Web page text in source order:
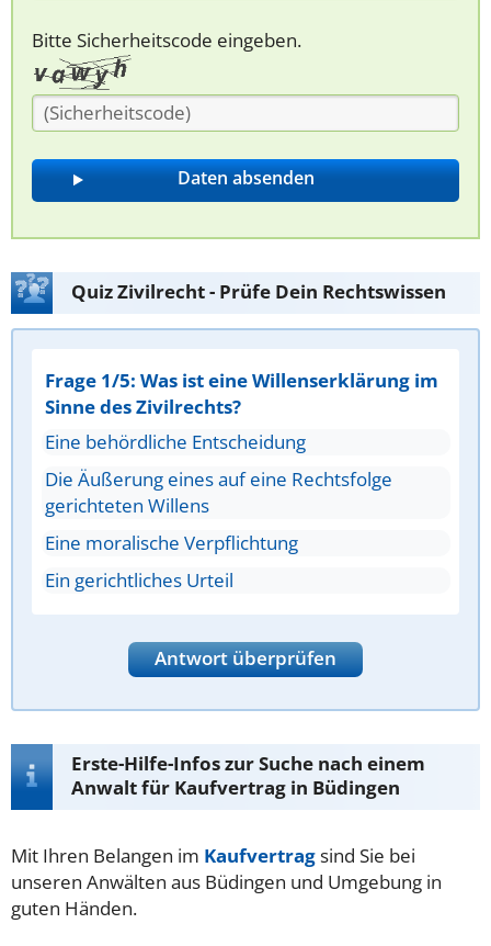
Bitte Sicherheitscode eingeben.
Quiz Zivilrecht - Prüfe Dein Rechtswissen
Frage 1/5: Was ist eine Willenserklärung im
Sinne des Zivilrechts?
Eine behördliche Entscheidung
Die Äußerung eines auf eine Rechtsfolge
gerichteten Willens
Eine moralische Verpflichtung
Ein gerichtliches Urteil
Antwort überprüfen
Erste-Hilfe-Infos zur Suche nach einem
Anwalt für Kaufvertrag in Büdingen
Mit Ihren Belangen im Kaufvertragsind Sie bei
unseren Anwälten aus Büdingen und Umgebung in
guten Händen.